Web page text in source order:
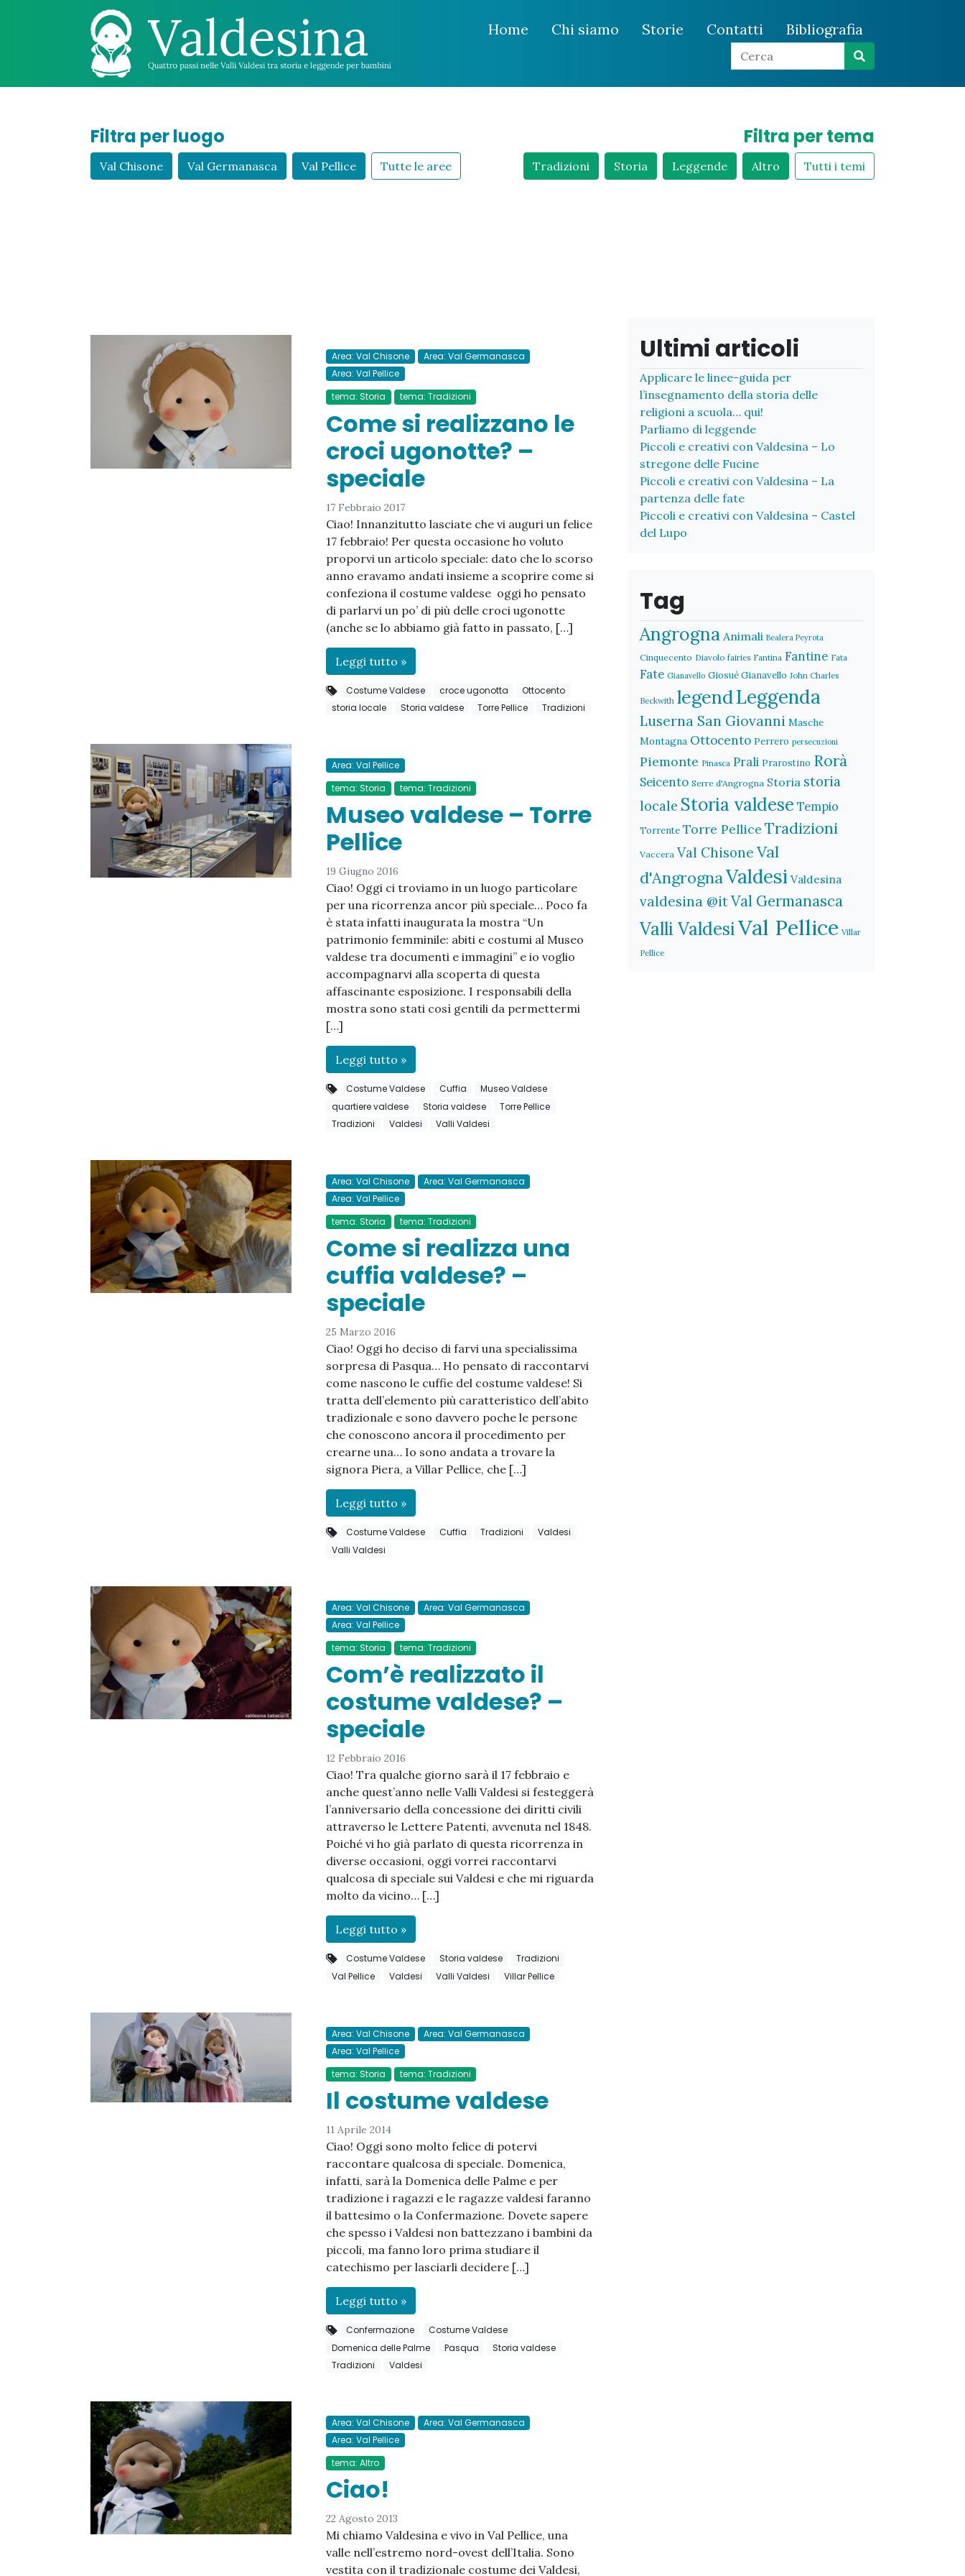
Home Chi siamo Storie Contatti Bibliografia
Filtra per luogo
Val Chisone Val Germanasca Val Pellice Tutte le aree
Filtra per tema
Tradizioni Storia Leggende Altro Tutti i temi
Area: Val Chisone
Area: Val Germanasca
Area: Val Pellice
tema: Storia
tema: Tradizioni
Come si realizzano le
croci ugonotte? –
speciale
17 Febbraio 2017
Ciao! Innanzitutto lasciate che vi auguri un felice
17 febbraio! Per questa occasione ho voluto
proporvi un articolo speciale: dato che lo scorso
anno eravamo andati insieme a scoprire come si
confeziona il costume valdese oggi ho pensato
di parlarvi un po’ di più delle croci ugonotte
(anche se lo abbiamo già fatto in passato, […]
Leggi tutto »
Costume Valdese croce ugonotta
Ottocento
storia locale
Storia valdese Torre Pellice Tradizioni
Area: Val Pellice
tema: Storia
tema: Tradizioni
Museo valdese – Torre
Pellice
19 Giugno 2016
Ciao! Oggi ci troviamo in un luogo particolare
per una ricorrenza ancor più speciale… Poco fa
è stata infatti inaugurata la mostra “Un
patrimonio femminile: abiti e costumi al Museo
valdese tra documenti e immagini” e io voglio
accompagnarvi alla scoperta di questa
affascinante esposizione. I responsabili della
mostra sono stati così gentili da permettermi
[…]
Leggi tutto »
Costume Valdese Cuffia
Museo Valdese
quartiere valdese
Storia valdese
Torre Pellice
Tradizioni
Valdesi Valli Valdesi
Area: Val Chisone
Area: Val Germanasca
Area: Val Pellice
tema: Storia
tema: Tradizioni
Come si realizza una
cuffia valdese? –
speciale
25 Marzo 2016
Ciao! Oggi ho deciso di farvi una specialissima
sorpresa di Pasqua… Ho pensato di raccontarvi
come nascono le cuffie del costume valdese! Si
tratta dell’elemento più caratteristico dell’abito
tradizionale e sono davvero poche le persone
che conoscono ancora il procedimento per
crearne una… Io sono andata a trovare la
signora Piera, a Villar Pellice, che […]
Leggi tutto »
Costume Valdese Cuffia Tradizioni
Valdesi
Valli Valdesi
Area: Val Chisone
Area: Val Germanasca
Area: Val Pellice
tema: Storia
tema: Tradizioni
Com’è realizzato il
costume valdese? –
speciale
12 Febbraio 2016
Ciao! Tra qualche giorno sarà il 17 febbraio e
anche quest’anno nelle Valli Valdesi si festeggerà
l’anniversario della concessione dei diritti civili
attraverso le Lettere Patenti, avvenuta nel 1848.
Poiché vi ho già parlato di questa ricorrenza in
diverse occasioni, oggi vorrei raccontarvi
qualcosa di speciale sui Valdesi e che mi riguarda
molto da vicino… […]
Leggi tutto »
Costume Valdese Storia valdese
Tradizioni
Val Pellice
Valdesi Valli Valdesi Villar Pellice
Area: Val Chisone
Area: Val Germanasca
Area: Val Pellice
tema: Storia
tema: Tradizioni
Il costume valdese
11 Aprile 2014
Ciao! Oggi sono molto felice di potervi
raccontare qualcosa di speciale. Domenica,
infatti, sarà la Domenica delle Palme e per
tradizione i ragazzi e le ragazze valdesi faranno
il battesimo o la Confermazione. Dovete sapere
che spesso i Valdesi non battezzano i bambini da
piccoli, ma fanno loro prima studiare il
catechismo per lasciarli decidere […]
Leggi tutto »
Confermazione
Costume Valdese
Domenica delle Palme
Pasqua
Storia valdese
Tradizioni
Valdesi
Area: Val Chisone
Area: Val Germanasca
Area: Val Pellice
tema: Altro
Ciao!
22 Agosto 2013
Mi chiamo Valdesina e vivo in Val Pellice, una
valle nell’estremo nord-ovest dell’Italia. Sono
vestita con il tradizionale costume dei Valdesi,
Ultimi articoli
Applicare le linee-guida per
l’insegnamento della storia delle
religioni a scuola… qui!
Parliamo di leggende
Piccoli e creativi con Valdesina – Lo
stregone delle Fucine
Piccoli e creativi con Valdesina – La
partenza delle fate
Piccoli e creativi con Valdesina – Castel
del Lupo
Tag
Angrogna Animali Bealera Peyrota
Cinquecento Diavolo fairies Fantina Fantine Fata
Fate Gianavello Giosuè Gianavello John Charles
Beckwith legendLeggenda
Luserna San Giovanni Masche
Montagna Ottocento Perrero persecuzioni
Piemonte Pinasca Prali Prarostino Rorà
Seicento Serre d'Angrogna Storia storia
locale Storia valdese Tempio
Torrente Torre Pellice Tradizioni
Vaccera Val Chisone Val
d'AngrognaValdesi Valdesina
valdesina @itVal Germanasca
Valli ValdesiVal Pellice Villar
Pellice